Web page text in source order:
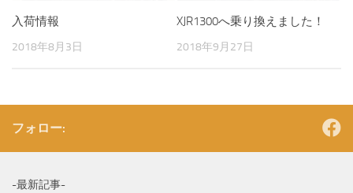
入荷情報
2018年8月3日
XJR1300へ乗り換えました！
2018年9月27日
フォロー:
-最新記事-